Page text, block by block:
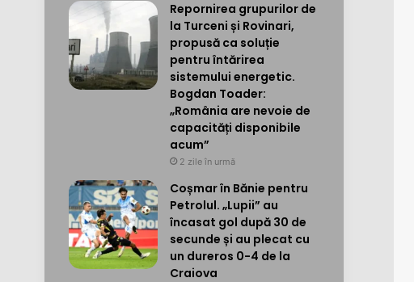
Repornirea grupurilor de
la Turceni și Rovinari,
propusă ca soluție
pentru întărirea
sistemului energetic.
Bogdan Toader:
„România are nevoie de
capacități disponibile
acum”
2 zile în urmă
Coșmar în Bănie pentru
Petrolul. „Lupii” au
încasat gol după 30 de
secunde și au plecat cu
un dureros 0-4 de la
Craiova